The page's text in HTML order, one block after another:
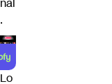
.
Lo